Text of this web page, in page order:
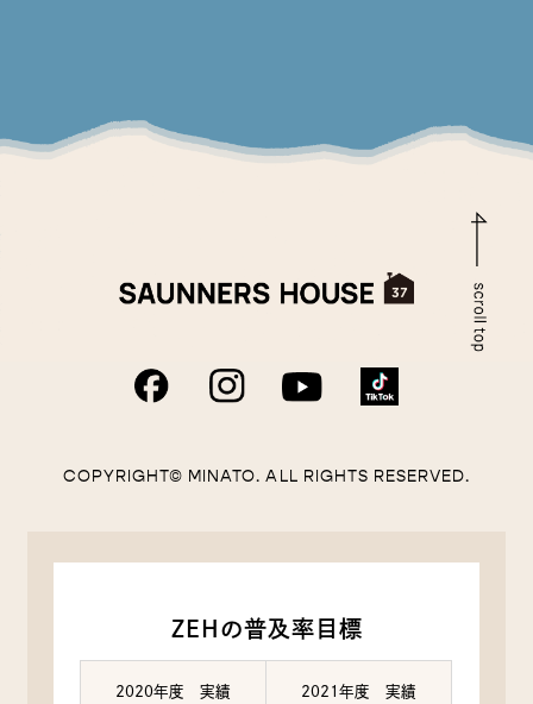
COPYRIGHT© MINATO. ALL RIGHTS RESERVED.
ZEHの普及率目標
2020年度 実績 2021年度 実績